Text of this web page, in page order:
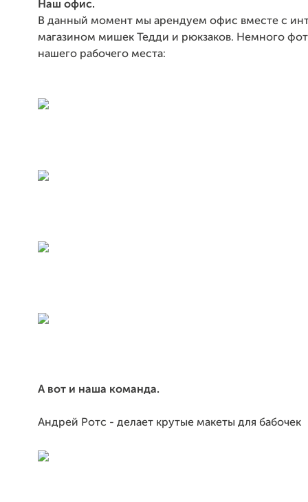
Наш офис.
В данный момент мы арендуем офис вместе с
магазином мишек Тедди и рюкзаков. Немного
нашего рабочего места:
А вот и наша команда.
Андрей Ротс - делает крутые макеты для бабочек